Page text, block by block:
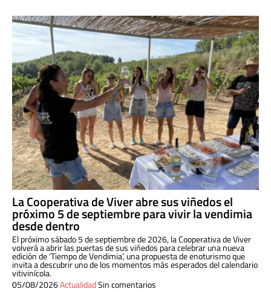
La Cooperativa de Viver abre sus viñedos el
próximo 5 de septiembre para vivir la vendimia
desde dentro
El próximo sábado 5 de septiembre de 2026, la Cooperativa de Viver
volverá a abrir las puertas de sus viñedos para celebrar una nueva
edición de ‘Tiempo de Vendimia’, una propuesta de enoturismo que
invita a descubrir uno de los momentos más esperados del calendario
vitivinícola.
05/08/2026ActualidadSin comentarios